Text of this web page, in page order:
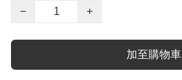
−
+
加至購物車